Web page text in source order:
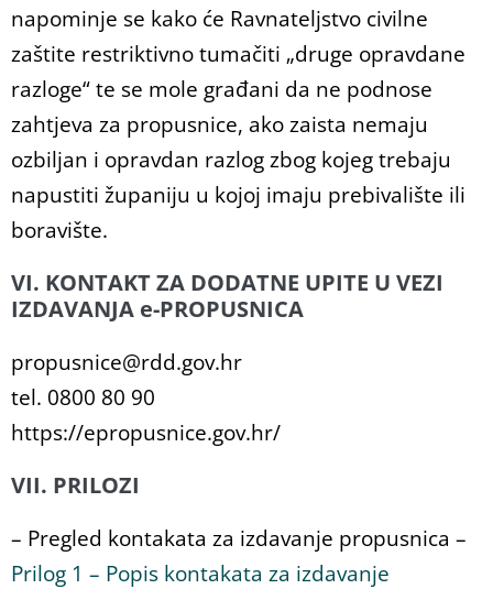
napominje se kako će Ravnateljstvo civilne
zaštite restriktivno tumačiti „druge opravdane
razloge“ te se mole građani da ne podnose
zahtjeva za propusnice, ako zaista nemaju
ozbiljan i opravdan razlog zbog kojeg trebaju
napustiti županiju u kojoj imaju prebivalište ili
boravište.
VI. KONTAKT ZA DODATNE UPITE U VEZI
IZDAVANJA e-PROPUSNICA
propusnice@rdd.gov.hr
tel. 0800 80 90
https://epropusnice.gov.hr/
VII. PRILOZI
– Pregled kontakata za izdavanje propusnica –
Prilog 1 – Popis kontakata za izdavanje